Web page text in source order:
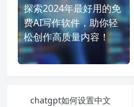
探索2024年最好用的免
费AI写作软件，助你轻
松创作高质量内容！
chatgpt如何设置中文